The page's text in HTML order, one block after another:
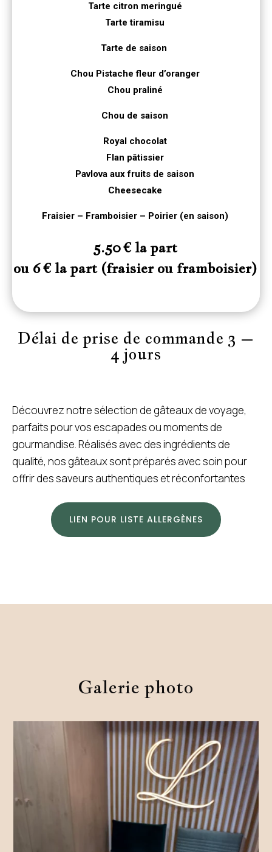
Tarte citron meringué
Tarte tiramisu
Tarte de saison
Chou Pistache fleur d’oranger
Chou praliné
Chou de saison
Royal chocolat
Flan pâtissier
Pavlova aux fruits de saison
Cheesecake
Fraisier – Framboisier – Poirier (en saison)
5.50 € la part
ou 6 € la part (fraisier ou framboisier)
Délai de prise de commande 3 –
4 jours
Découvrez notre sélection de gâteaux de voyage,
parfaits pour vos escapades ou moments de
gourmandise. Réalisés avec des ingrédients de
qualité, nos gâteaux sont préparés avec soin pour
offrir des saveurs authentiques et réconfortantes
LIEN POUR LISTE ALLERGÈNES
Galerie photo